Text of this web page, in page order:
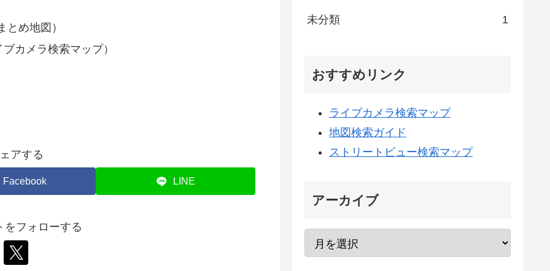
め地図）
カメラ検索マップ）
アする
Facebook LINE
をフォローする
未分類 1
おすすめリンク
ライブカメラ検索マップ
地図検索ガイド
ストリートビュー検索マップ
アーカイブ